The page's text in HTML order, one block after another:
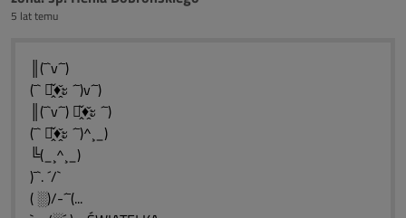
5 lat temu
║(¯`v´¯)
(¯` ะ̭̌♦̭̌ะ ´¯)v´¯)
║(¯`v´¯) ะ̭̌♦̭̌ะ ´¯)
(¯` ะ̭̌♦̭̌ะ ´¯)^¸_)
╚(_¸^¸_)
)¯`. ´/`
( ░)/-´¯(...